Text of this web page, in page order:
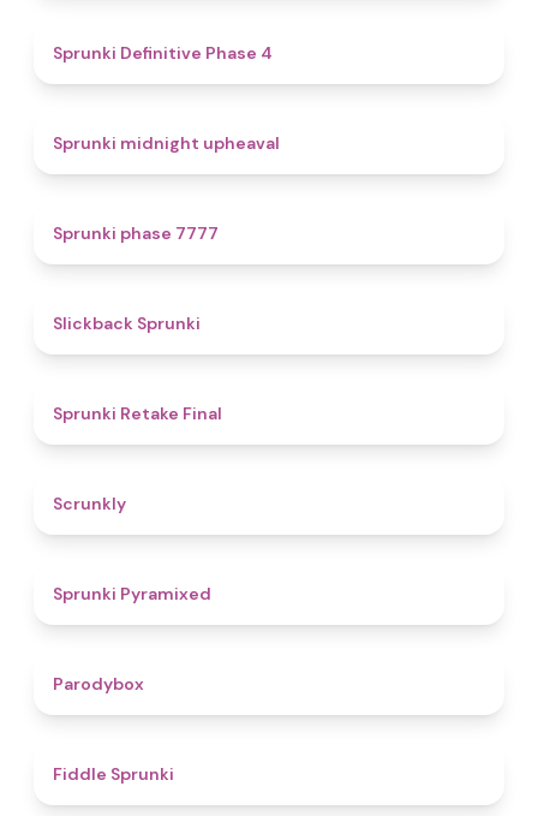
Sprunki Definitive Phase 4
Sprunki midnight upheaval
Sprunki phase 7777
Slickback Sprunki
Sprunki Retake Final
Scrunkly
Sprunki Pyramixed
Parodybox
Fiddle Sprunki